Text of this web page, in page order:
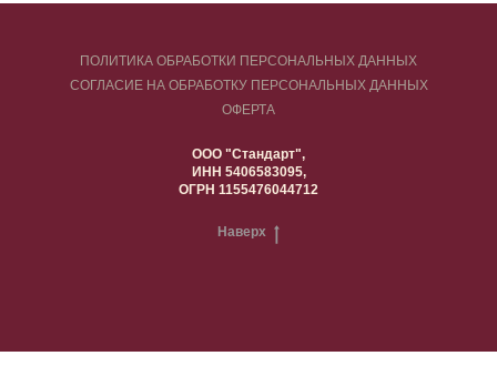
ПОЛИТИКА ОБРАБОТКИ ПЕРСОНАЛЬНЫХ ДАННЫХ
СОГЛАСИЕ НА ОБРАБОТКУ ПЕРСОНАЛЬНЫХ ДАННЫХ
ОФЕРТА
ООО "Стандарт",
ИНН 5406583095,
ОГРН 1155476044712
Наверх